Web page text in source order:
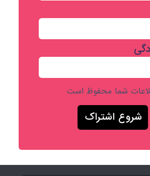
شما محفوظ است